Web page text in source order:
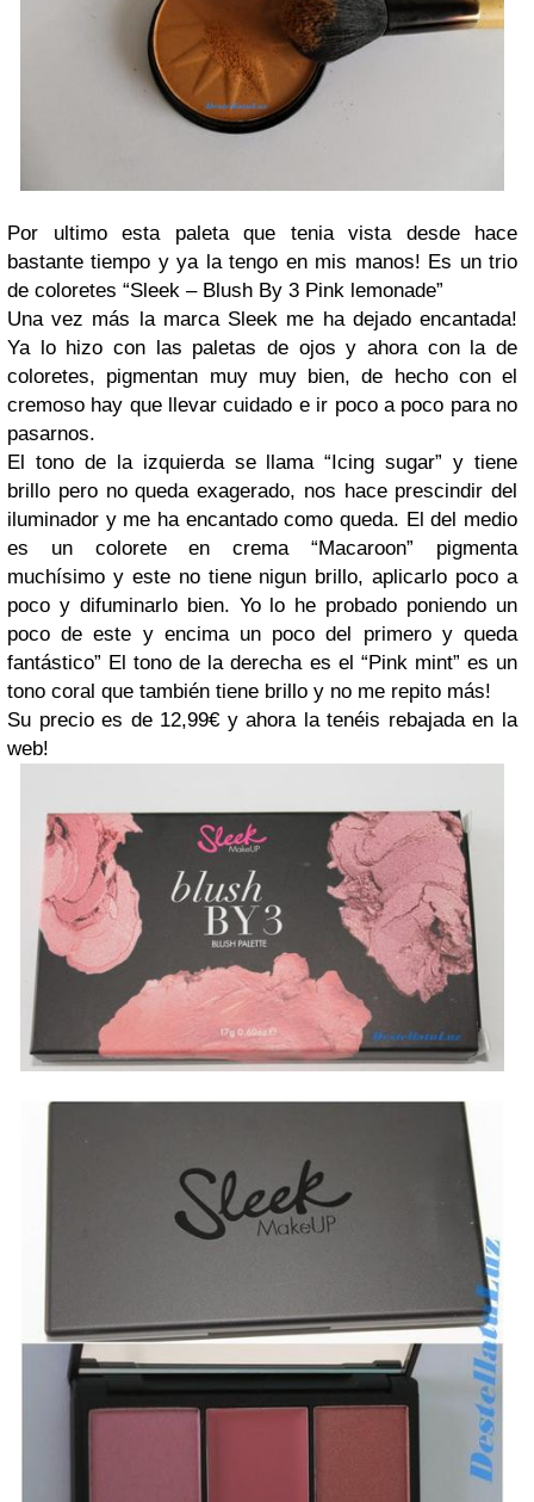
Por ultimo esta paleta que tenia vista desde hace
bastante tiempo y ya la tengo en mis manos! Es un trio
de coloretes “Sleek – Blush By 3 Pink lemonade”
Una vez más la marca Sleek me ha dejado encantada!
Ya lo hizo con las paletas de ojos y ahora con la de
coloretes, pigmentan muy muy bien, de hecho con el
cremoso hay que llevar cuidado e ir poco a poco para no
pasarnos.
El tono de la izquierda se llama “Icing sugar” y tiene
brillo pero no queda exagerado, nos hace prescindir del
iluminador y me ha encantado como queda. El del medio
es un colorete en crema “Macaroon” pigmenta
muchísimo y este no tiene nigun brillo, aplicarlo poco a
poco y difuminarlo bien. Yo lo he probado poniendo un
poco de este y encima un poco del primero y queda
fantástico” El tono de la derecha es el “Pink mint” es un
tono coral que también tiene brillo y no me repito más!
Su precio es de 12,99€ y ahora la tenéis rebajada en la
web!